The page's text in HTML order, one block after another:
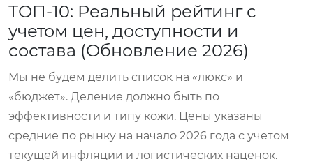
ТОП-10: Реальный рейтинг с
учетом цен, доступности и
состава (Обновление 2026)
Мы не будем делить список на «люкс» и
«бюджет». Деление должно быть по
эффективности и типу кожи. Цены указаны
средние по рынку на начало 2026 года с учетом
текущей инфляции и логистических наценок.